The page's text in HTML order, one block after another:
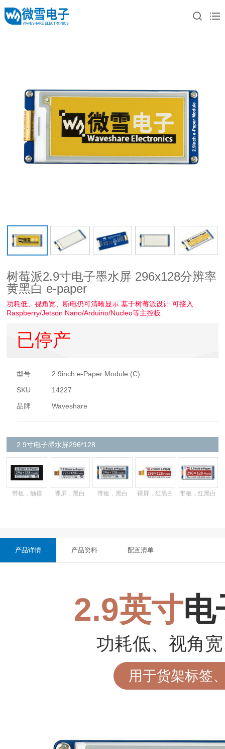
树莓派2.9寸电子墨水屏 296x128分辨率
黄黑白 e-paper
功耗低、视角宽、断电仍可清晰显示 基于树莓派设计 可接入
Raspberry/Jetson Nano/Arduino/Nucleo等主控板
已停产
型号
2.9inch e-Paper Module (C)
SKU
14227
品牌
Waveshare
2.9寸电子墨水屏296*128
带板，触摸 裸屏，黑白 带板，黑白 裸屏，红黑白 带板，红黑白
产品详情 产品资料 配置清单
2.9英寸电
功耗低、视角
用于货架标签